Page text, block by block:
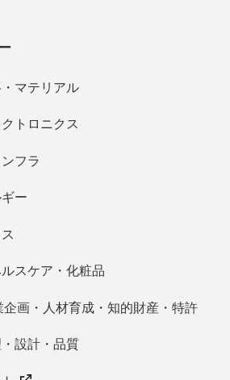
マテリアル
トロニクス
フラ
ー
スケア・化粧品
企画・人材育成・知的財産・特許
設計・品質